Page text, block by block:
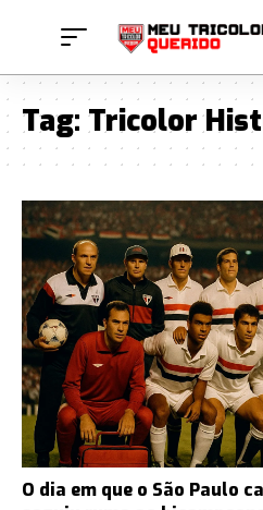
Tag: Tricolor
O dia em que o São Paulo